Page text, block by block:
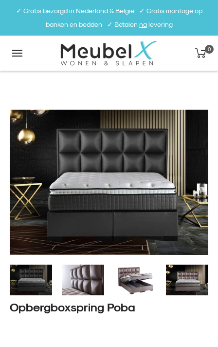
✓ Gratis bezorgd in Nederland & België⠀✓ Gratis montage op
banken en bedden⠀✓ Betalen nalevering
0
Opbergboxspring Poba